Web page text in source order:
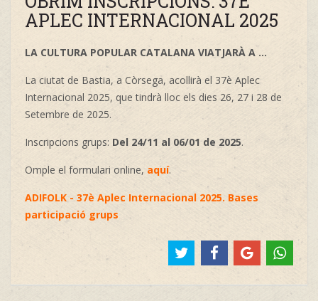
APLEC INTERNACIONAL 2025
LA CULTURA POPULAR CATALANA VIATJARÀ A ...
La ciutat de Bastia, a Còrsega, acollirà el 37è Aplec
Internacional 2025, que tindrà lloc els dies 26, 27 i 28 de
Setembre de 2025.
Inscripcions grups: Del 24/11 al 06/01 de 2025.
Omple el formulari online, aquí.
ADIFOLK - 37è Aplec Internacional 2025. Bases
participació grups